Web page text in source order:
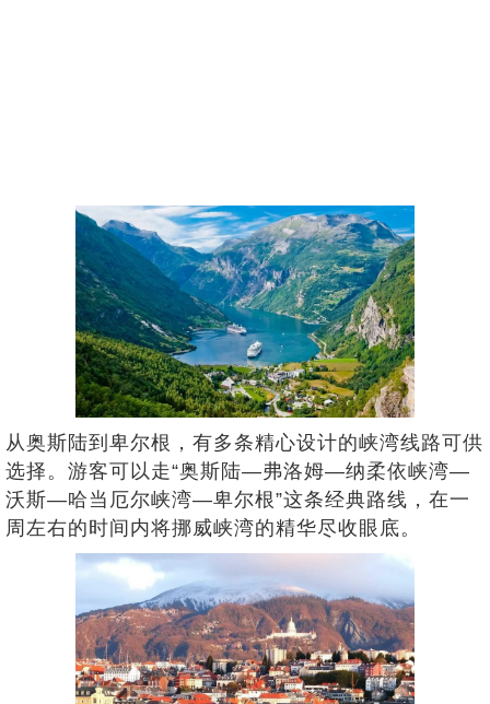
从奥斯陆到卑尔根，有多条精心设计的峡湾线路可供
选择。游客可以走“奥斯陆—弗洛姆—纳柔依峡湾—
沃斯—哈当厄尔峡湾—卑尔根”这条经典路线，在一
周左右的时间内将挪威峡湾的精华尽收眼底。